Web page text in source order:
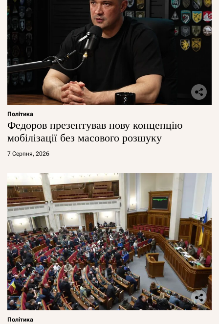
Політика
Федоров презентував нову концепцію
мобілізації без масового розшуку
7 Серпня, 2026
Політика